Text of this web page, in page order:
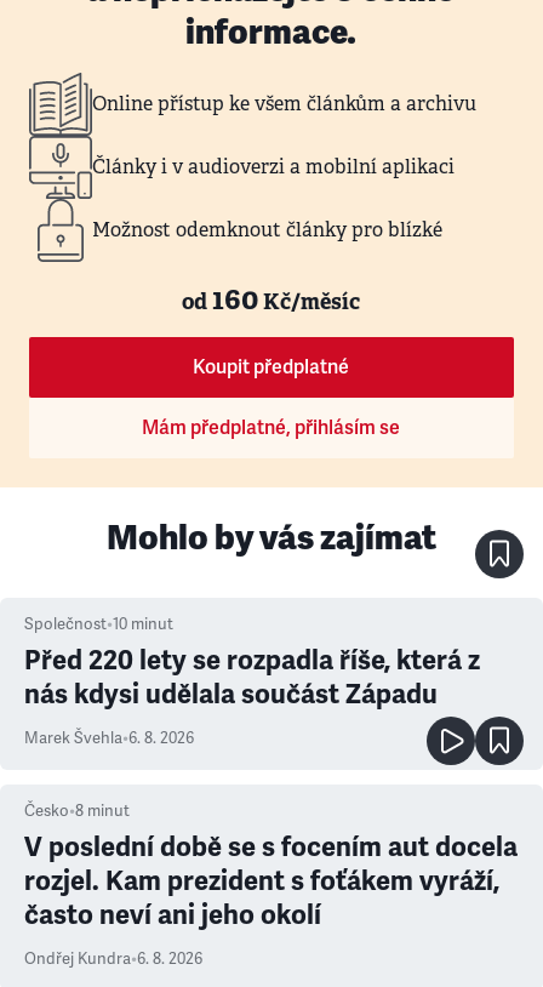
informace.
Online přístup ke všem článkům a archivu
Články i v audioverzi a mobilní aplikaci
Možnost odemknout články pro blízké
od160Kč/měsíc
Koupit předplatné
Mám předplatné, přihlásím se
Mohlo by vás zajímat
Společnost•10 minut
Před 220 lety se rozpadla říše, která z
nás kdysi udělala součást Západu
Marek Švehla•6. 8. 2026
Česko•8 minut
V poslední době se s focením aut docela
rozjel. Kam prezident s foťákem vyráží,
často neví ani jeho okolí
Ondřej Kundra•6. 8. 2026